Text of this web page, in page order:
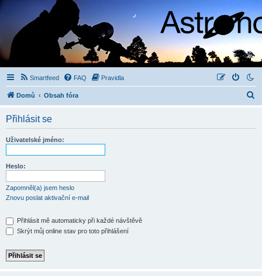
Smartfeed FAQ Pravidla
Domů Obsah fóra
Přihlásit se
Uživatelské jméno:
Heslo:
Zapomněl(a) jsem heslo
Znovu poslat aktivační e-mail
Přihlásit mě automaticky při každé návštěvě
Skrýt můj online stav pro toto přihlášení